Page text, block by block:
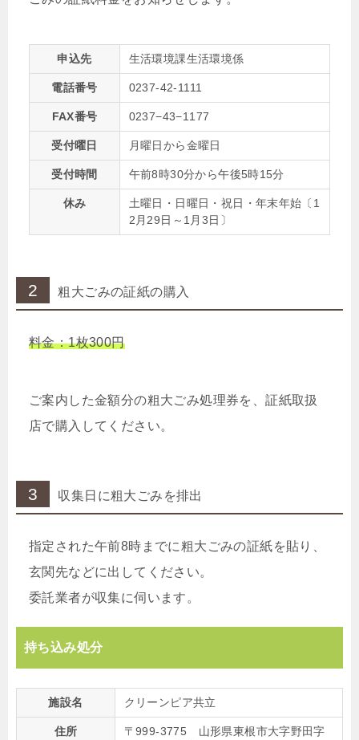
申込先 生活環境課生活環境係
電話番号 0237-42-1111
FAX番号 0237−43−1177
受付曜日 月曜日から金曜日
受付時間 午前8時30分から午後5時15分
休み
土曜日・日曜日・祝日・年末年始〔1
2月29日～1月3日〕
2 粗大ごみの証紙の購入
料金：1枚300円
ご案内した金額分の粗大ごみ処理券を、証紙取扱
店で購入してください。
3 収集日に粗大ごみを排出
指定された午前8時までに粗大ごみの証紙を貼り、
玄関先などに出してください。
委託業者が収集に伺います。
持ち込み処分
施設名 クリーンピア共立
住所
〒999-3775 山形県東根市大字野田字